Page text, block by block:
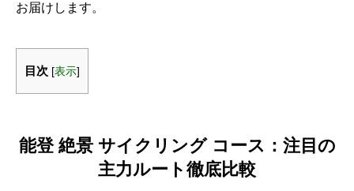
お届けします。
目次 [表示]
能登 絶景 サイクリング コース：注目の
主力ルート徹底比較